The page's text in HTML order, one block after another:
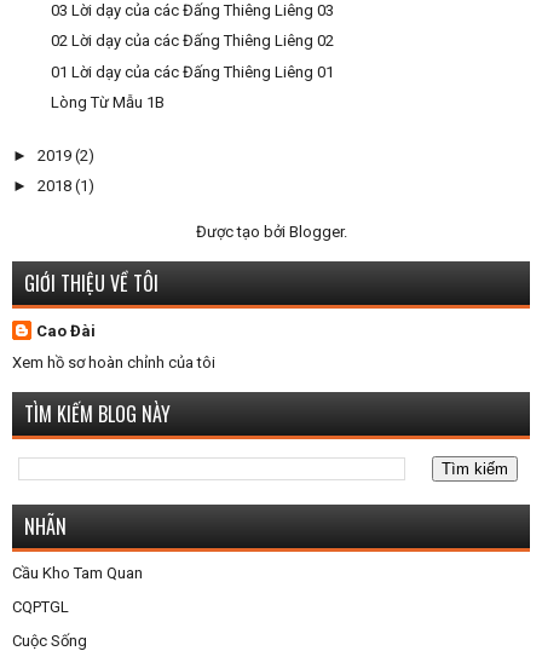
03 Lời dạy của các Đấng Thiêng Liêng 03
02 Lời dạy của các Đấng Thiêng Liêng 02
01 Lời dạy của các Đấng Thiêng Liêng 01
Lòng Từ Mẫu 1B
► 2019 (2)
► 2018 (1)
Được tạo bởi Blogger.
GIỚI THIỆU VỀ TÔI
Cao Đài
Xem hồ sơ hoàn chỉnh của tôi
TÌM KIẾM BLOG NÀY
NHÃN
Cầu Kho Tam Quan
CQPTGL
Cuộc Sống